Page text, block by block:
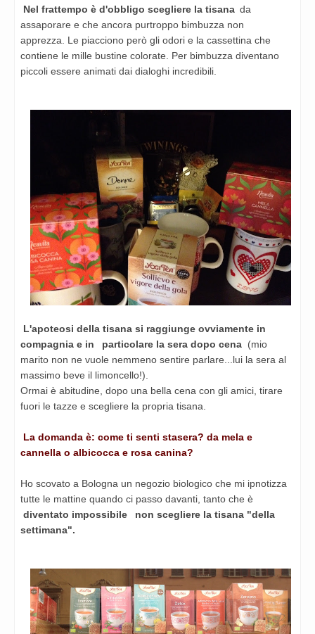
Nel frattempo è d'obbligo scegliere la tisana da
assaporare e che ancora purtroppo bimbuzza non
apprezza. Le piacciono però gli odori e la cassettina che
contiene le mille bustine colorate. Per bimbuzza diventano
piccoli essere animati dai dialoghi incredibili.
L'apoteosi della tisana si raggiunge ovviamente in
compagnia e in
particolare la sera dopo cena (mio
marito non ne vuole nemmeno sentire parlare...lui la sera al
massimo beve il limoncello!).
Ormai è abitudine, dopo una bella cena con gli amici, tirare
fuori le tazze e scegliere la propria tisana.
La domanda è: come ti senti stasera? da mela e
cannella o albicocca e rosa canina?
Ho scovato a Bologna un negozio biologico che mi ipnotizza
tutte le mattine quando ci passo davanti, tanto che è
diventato impossibile
non scegliere la tisana "della
settimana".